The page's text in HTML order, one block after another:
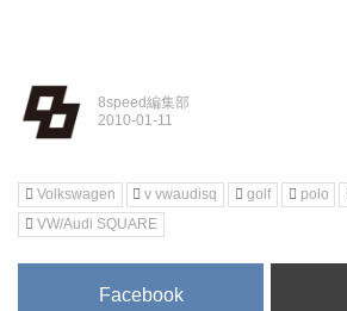
8speed編集部
Volkswagen v vwaudisq golf polo
VW/Audi SQUARE
Facebook